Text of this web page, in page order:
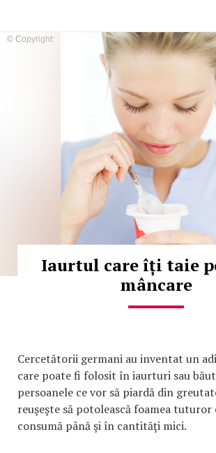
© Copyright:
Iaurtul care îți taie
mâncare
Cercetătorii germani au inventat un
care poate fi folosit în iaurturi sau
persoanele ce vor să piardă din
reuşeşte să potolească foamea tuturor
consumă până şi în cantităţi mici.